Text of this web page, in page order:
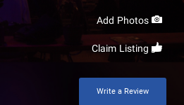
Write a Review